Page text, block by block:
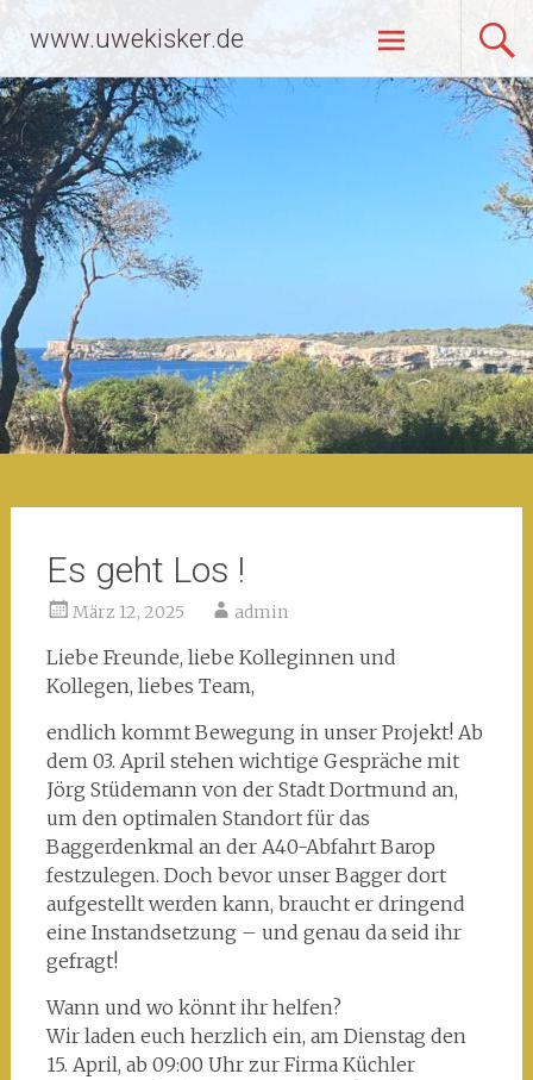
Inhalt
springen
www.uwekisker.de
Es geht Los !
März 12, 2025 admin
Liebe Freunde, liebe Kolleginnen und
Kollegen, liebes Team,
endlich kommt Bewegung in unser Projekt! Ab
dem 03. April stehen wichtige Gespräche mit
Jörg Stüdemann von der Stadt Dortmund an,
um den optimalen Standort für das
Baggerdenkmal an der A40-Abfahrt Barop
festzulegen. Doch bevor unser Bagger dort
aufgestellt werden kann, braucht er dringend
eine Instandsetzung – und genau da seid ihr
gefragt!
Wann und wo könnt ihr helfen?
Wir laden euch herzlich ein, am Dienstag den
15. April, ab 09:00 Uhr zur Firma Küchler